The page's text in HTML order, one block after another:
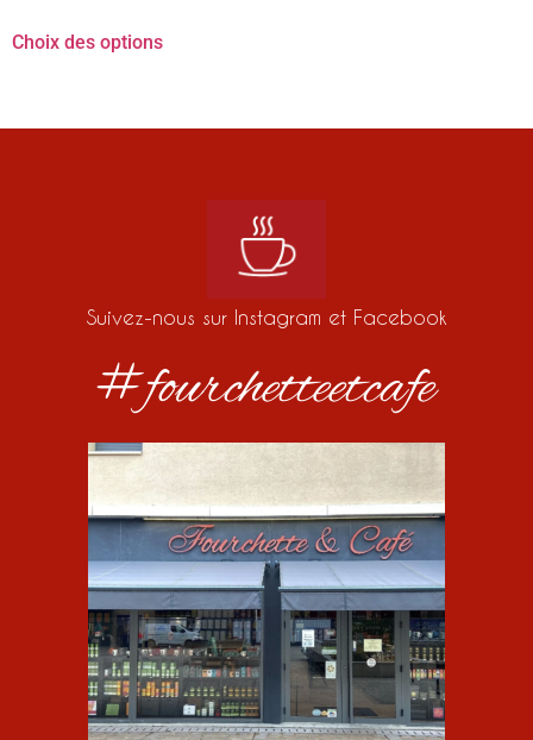
Choix des options
Suivez-nous sur Instagram et Facebook
#fourchetteetcafe